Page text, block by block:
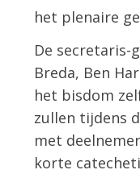
het plenaire
De secretaris-
Breda, Ben
het bisdom
zullen tijdens
met
korte